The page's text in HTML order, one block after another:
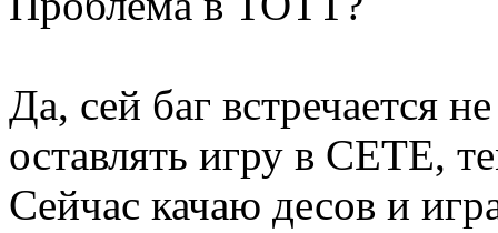
Да, сей баг встречается
оставлять игру в СЕТЕ,
Сейчас качаю десов и